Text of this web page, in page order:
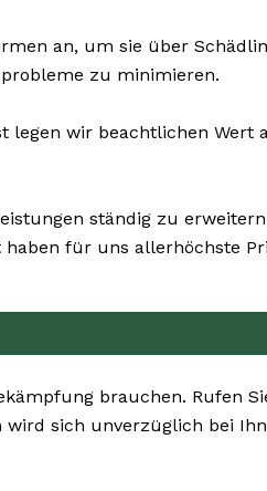
an, um sie über
zu minimieren.
wir beachtlichen Wert
ständig zu
für uns allerhöchste
brauchen. Rufen
sich unverzüglich bei